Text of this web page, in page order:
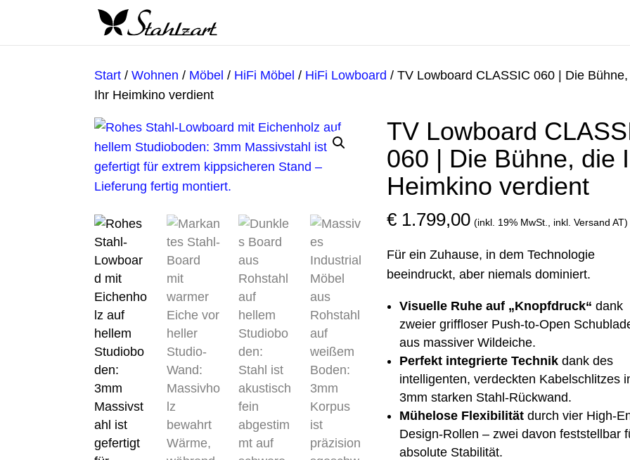
Start /Wohnen / Möbel / HiFi Möbel / HiFi Lowboard / TV Lowboard CLASSIC 060 | Die
Ihr Heimkino verdient
TV Lowboard
060 | Die Bühne, die
Heimkino verdient
€1.799,00 (inkl. 19% MwSt., inkl. Versand AT)
Für ein Zuhause, in dem Technologie
beeindruckt, aber niemals dominiert.
Visuelle Ruhe auf „Knopfdruck“ dank
zweier griffloser Push-to-Open
aus massiver Wildeiche.
Perfekt integrierte Technikdank des
intelligenten, verdeckten Kabelschlitzes
3mm starken Stahl-Rückwand.
Mühelose Flexibilitätdurch vier High-
Design-Rollen – zwei davon feststellbar
absolute Stabilität.